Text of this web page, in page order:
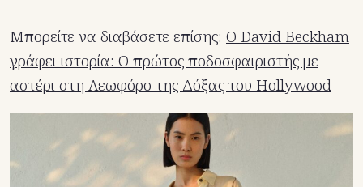
Μπορείτε να διαβάσετε επίσης: Ο David Beckham
γράφει ιστορία: Ο πρώτος ποδοσφαιριστής με
αστέρι στη Λεωφόρο της Δόξας του Hollywood